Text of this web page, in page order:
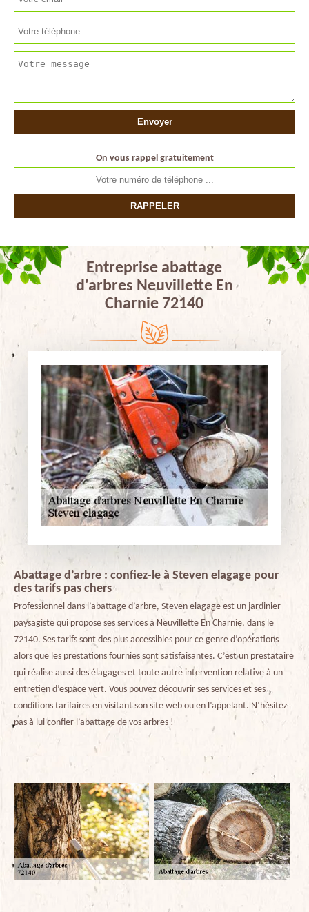
On vous rappel gratuitement
Entreprise abattage
d'arbres Neuvillette En
Charnie 72140
Abattage d’arbre : confiez-le à Steven elagage pour
des tarifs pas chers
Professionnel dans l’abattage d’arbre, Steven elagage est un jardinier
paysagiste qui propose ses services à Neuvillette En Charnie, dans le
72140. Ses tarifs sont des plus accessibles pour ce genre d’opérations
alors que les prestations fournies sont satisfaisantes. C’est un prestataire
qui réalise aussi des élagages et toute autre intervention relative à un
entretien d’espace vert. Vous pouvez découvrir ses services et ses
conditions tarifaires en visitant son site web ou en l’appelant. N’hésitez
pas à lui confier l’abattage de vos arbres !